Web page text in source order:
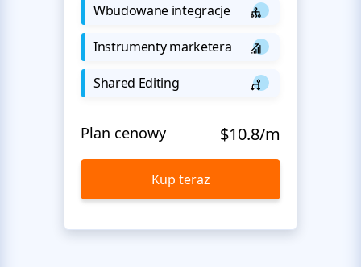
Wbudowane integracje
Instrumenty marketera
Shared Editing
Plan cenowy $10.8/m
Kup teraz